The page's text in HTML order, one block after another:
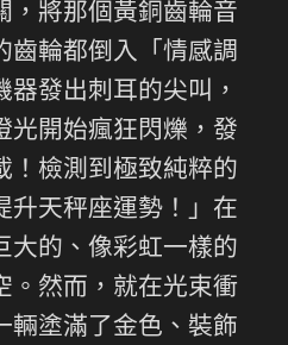
，將那個黃銅齒輪音
齒輪都倒入「情感調
發出刺耳的尖叫，
光開始瘋狂閃爍，發
！檢測到極致純粹的
升天秤座運勢！」在
大的、像彩虹一樣的
。然而，就在光束衝
輛塗滿了金色、裝飾